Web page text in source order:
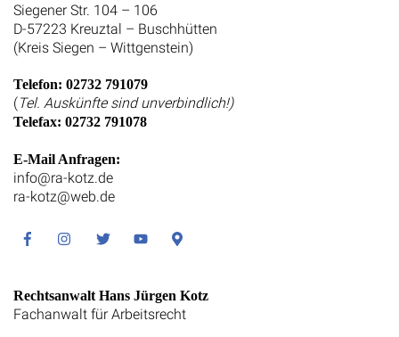
Siegener Str. 104 – 106
D-57223 Kreuztal – Buschhütten
(Kreis Siegen – Wittgenstein)
Telefon: 02732 791079
(Tel. Auskünfte sind unverbindlich!)
Telefax: 02732 791078
E-Mail Anfragen:
info@ra-kotz.de
ra-kotz@web.de
FacebookInstagramTwitter YoutubeGoogle
Rechtsanwalt Hans Jürgen Kotz
Fachanwalt für Arbeitsrecht